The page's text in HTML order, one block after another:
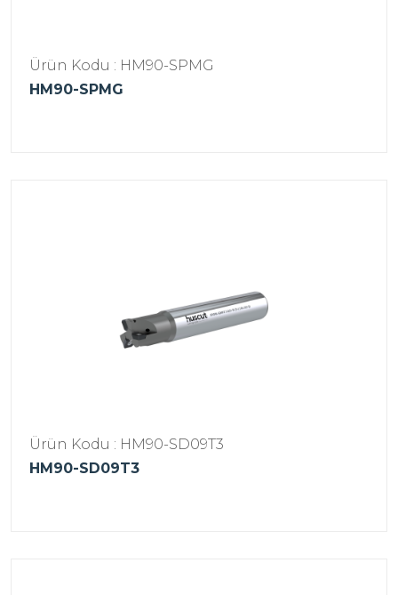
Ürün Kodu : HM90-SPMG
HM90-SPMG
Ürün Kodu : HM90-SD09T3
HM90-SD09T3